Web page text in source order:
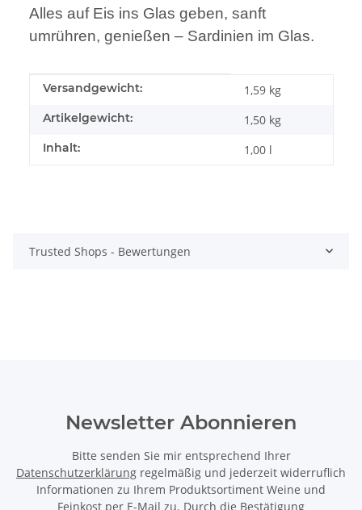
Alles auf Eis ins Glas geben, sanft
umrühren, genießen – Sardinien im Glas.
Produkteigenschaft
Wert
Versandgewicht: 1,59 kg
Artikelgewicht: 1,50 kg
Inhalt: 1,00 l
Trusted Shops - Bewertungen
Newsletter Abonnieren
Bitte senden Sie mir entsprechend Ihrer
Datenschutzerklärung regelmäßig und jederzeit widerruflich
Informationen zu Ihrem Produktsortiment Weine und
Feinkost per E-Mail zu. Durch die Bestätigung